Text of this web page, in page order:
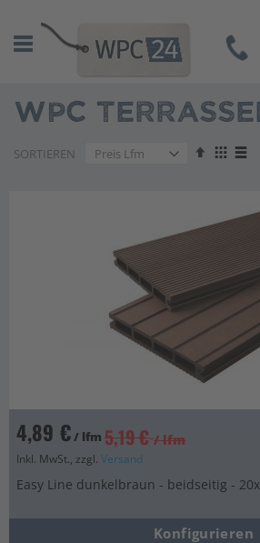
WPC
SORTIEREN
Absteigend
4,89 €/ lfm 5,19 € / lfm
Inkl. MwSt., zzgl. Versand
Easy Line dunkelbraun - beidseitig -
Konfigurieren